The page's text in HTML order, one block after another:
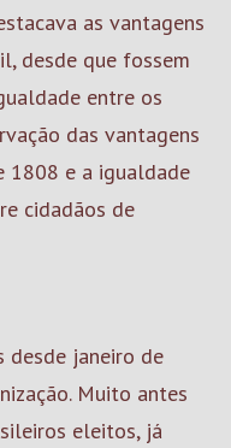
as vantagens
desde que fossem
entre os
das vantagens
1808 e a igualdade
cidadãos de
desde janeiro de
Muito antes
eleitos, já